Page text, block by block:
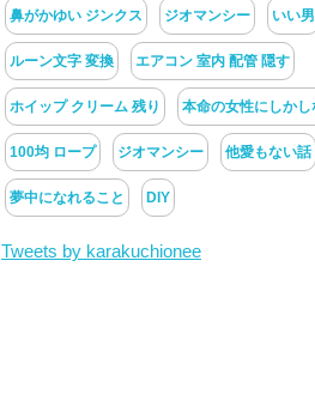
鼻がかゆい ジンクス ジオマンシー いい男
ルーン文字 変換 エアコン 室内 配管 隠す
ホイップ クリーム 残り 本命の女性にしかし
100均 ロープ ジオマンシー 他愛もない話
夢中になれること DIY
Tweets by karakuchionee